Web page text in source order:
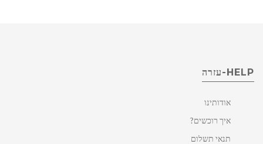
HELP-עזרה
אודותינו
איך רוכשים?
תנאי תשלום